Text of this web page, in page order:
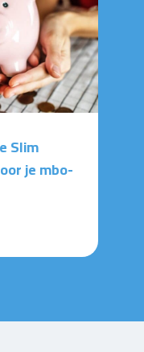
Slim
je mbo-